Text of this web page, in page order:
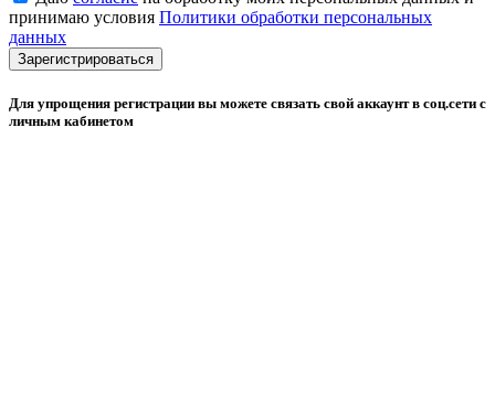
принимаю условия Политики обработки персональных
данных
Зарегистрироваться
Для упрощения регистрации вы можете связать свой аккаунт в соц.сети с
личным кабинетом